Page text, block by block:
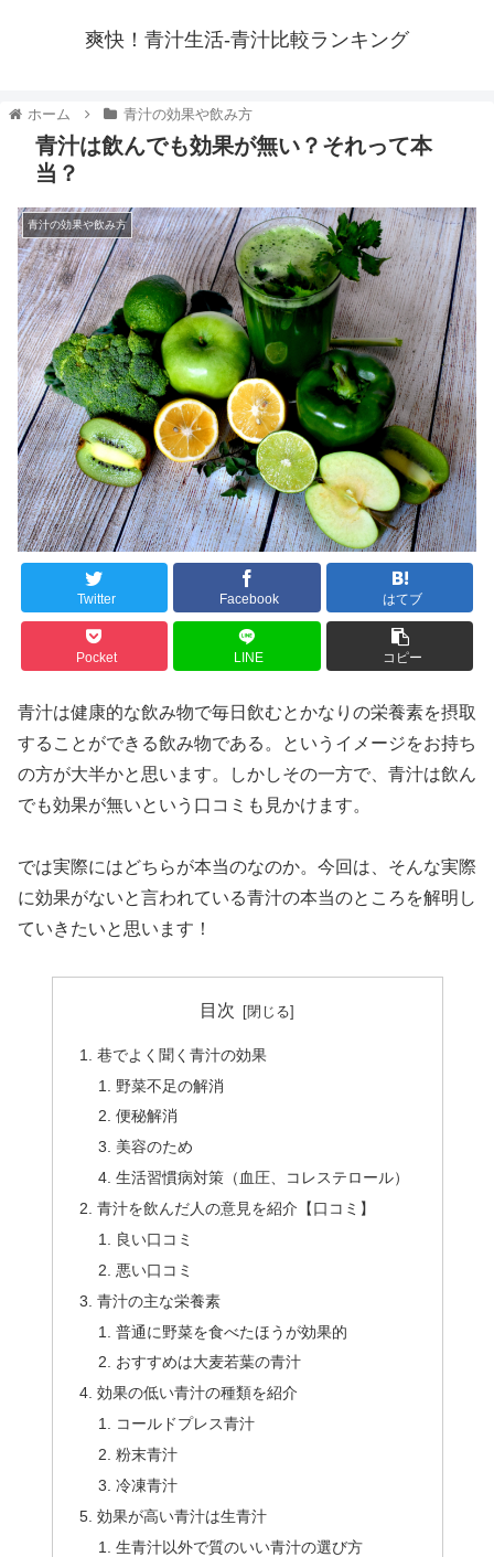
爽快！青汁生活-青汁比較ランキング
青汁は飲んでも効果が無い？それって本
当？
青汁の効果や飲み方
Twitter Facebook はてブ
Pocket LINE コピー
青汁は健康的な飲み物で毎日飲むとかなりの栄養素を摂取
することができる飲み物である。というイメージをお持ち
の方が大半かと思います。しかしその一方で、青汁は飲ん
でも効果が無いという口コミも見かけます。
では実際にはどちらが本当のなのか。今回は、そんな実際
に効果がないと言われている青汁の本当のところを解明し
ていきたいと思います！
目次
巷でよく聞く青汁の効果
野菜不足の解消
便秘解消
美容のため
生活習慣病対策（血圧、コレステロール）
青汁を飲んだ人の意見を紹介【口コミ】
良い口コミ
悪い口コミ
青汁の主な栄養素
普通に野菜を食べたほうが効果的
おすすめは大麦若葉の青汁
効果の低い青汁の種類を紹介
コールドプレス青汁
粉末青汁
冷凍青汁
効果が高い青汁は生青汁
生青汁以外で質のいい青汁の選び方
ホーム 青汁の効果や飲み方